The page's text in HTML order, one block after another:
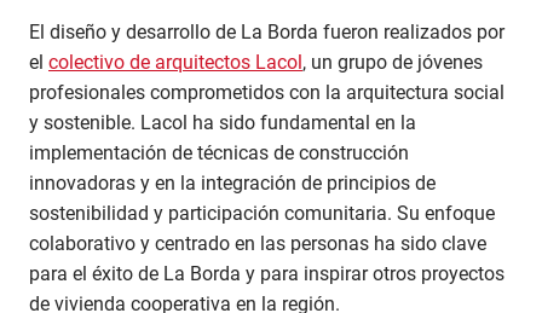
El diseño y desarrollo de La Borda fueron realizados por
el colectivo de arquitectos Lacol, un grupo de jóvenes
profesionales comprometidos con la arquitectura social
y sostenible. Lacol ha sido fundamental en la
implementación de técnicas de construcción
innovadoras y en la integración de principios de
sostenibilidad y participación comunitaria. Su enfoque
colaborativo y centrado en las personas ha sido clave
para el éxito de La Borda y para inspirar otros proyectos
de vivienda cooperativa en la región.